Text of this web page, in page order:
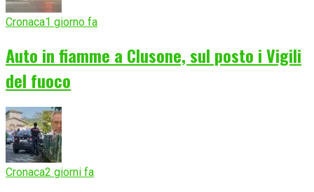
Cronaca1 giorno fa
Auto in fiamme a Clusone, sul posto i Vigili
del fuoco
Cronaca2 giorni fa